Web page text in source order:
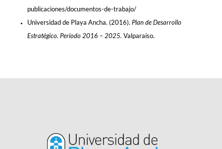
publicaciones/documentos-de-trabajo/
Universidad de Playa Ancha. (2016). Plan de Desarrollo
Estratégico. Periodo 2016 – 2025. Valparaíso.